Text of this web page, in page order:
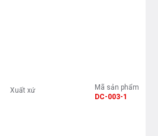
Xuất xứ
Mã sản phẩm
DC-003-1